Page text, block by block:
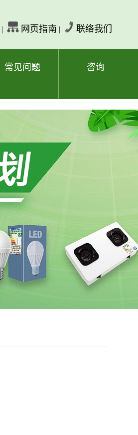
| 网页指南 | 联络我们
常见问题 咨询